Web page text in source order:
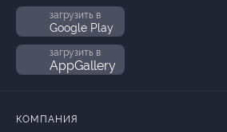
загрузить в
Google Play
загрузить в
AppGallery
КОМПАНИЯ